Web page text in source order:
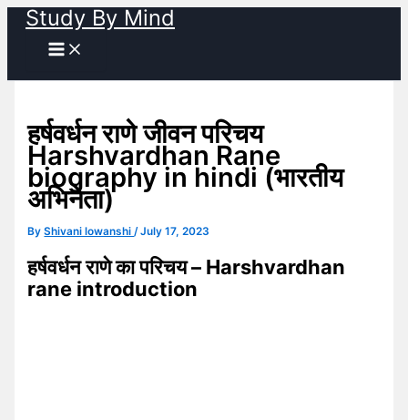
Skip
content
Study By Mind
हर्षवर्धन राणे जीवन परिचय
Harshvardhan Rane
biography in hindi (भारतीय
अभिनेता)
ByShivani lowanshi/July 17, 2023
हर्षवर्धन राणे का परिचय – Harshvardhan
rane introduction